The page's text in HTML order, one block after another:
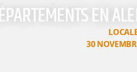
EN
30